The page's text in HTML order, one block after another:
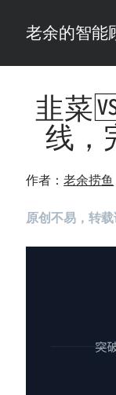
老余的智能
最新发表 ：
讲故事
大多数突破交易倒在
普通人的5个常见投
怎么把TradingView
韭菜
线，
作者：老余捞鱼
原创不易，转载